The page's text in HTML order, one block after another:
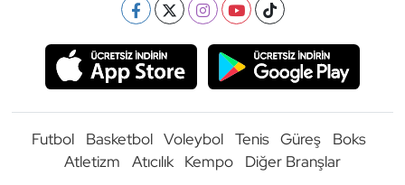
Futbol Basketbol Voleybol Tenis Güreş
Boks
Atletizm
Atıcılık Kempo Diğer Branşlar